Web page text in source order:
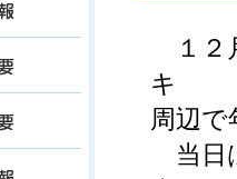
１２
キ
周辺
当日